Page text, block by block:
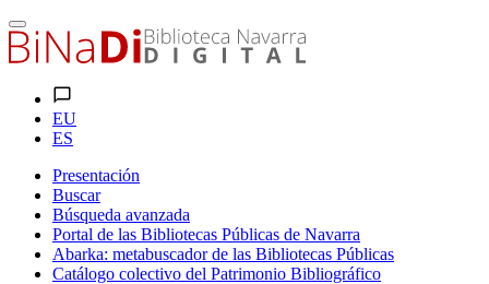
EU
ES
Presentación
Buscar
Búsqueda avanzada
Portal de las Bibliotecas Públicas de Navarra
Abarka: metabuscador de las Bibliotecas Públicas
Catálogo colectivo del Patrimonio Bibliográfico